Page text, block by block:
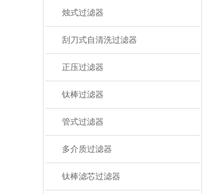
烛式过滤器
刮刀式自清洗过滤器
正压过滤器
钛棒过滤器
管式过滤器
多介质过滤器
钛棒滤芯过滤器